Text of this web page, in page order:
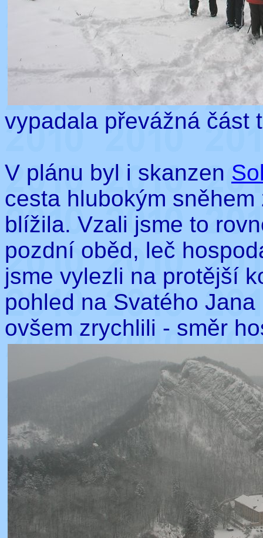
vypadala převážná část
V plánu byl i skanzen
cesta hlubokým
blížila. Vzali jsme to
pozdní oběd, leč
jsme vylezli na protější
pohled na Svatého
ovšem zrychlili - směr